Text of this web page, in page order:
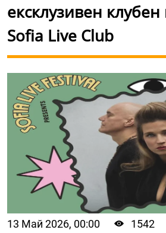
ексклузивен
Sofia Live Club
13 Май 2026, 00:00 1542